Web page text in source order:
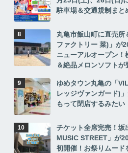
駐車場＆交通規制まと
丸亀市飯山町に直売所
ファクトリー 菜)」が
ニューアルオープン！
＆絶品メロンソフトが
ゆめタウン丸亀の「
レッジヴァンガード)
もって閉店するみたい
チケット全席完売！坂
MUSIC STREET」が
初開催！お祭りムード